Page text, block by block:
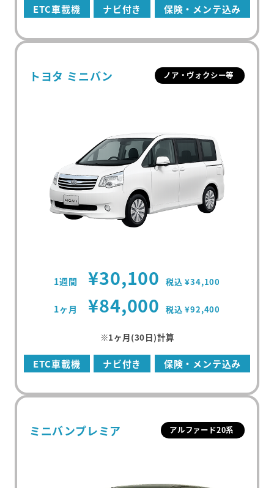
ETC車載機 ナビ付き 保険・メンテ込み
トヨタ ミニバン ノア・ヴォクシー等
1週間 ¥30,100 税込 ¥34,100
1ヶ月 ¥84,000 税込 ¥92,400
※1ヶ月(30日)計算
ETC車載機 ナビ付き 保険・メンテ込み
ミニバンプレミア アルファード20系